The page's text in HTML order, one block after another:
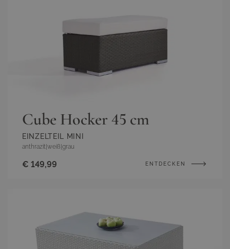
Cube Hocker 45 cm
EINZELTEIL MINI
anthrazit|weiß|grau
€ 149,99 ENTDECKEN